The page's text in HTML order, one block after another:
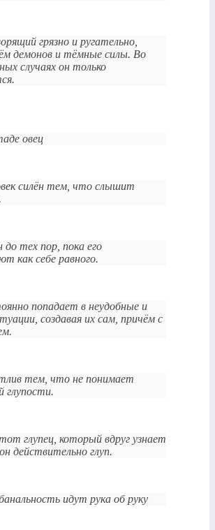
грязно и ругательно,
демонов и тёмные силы. Во
случаях он только
овец
силён тем, что слышит
до тех пор, пока его
как себе равного.
попадает в неудобные и
создавая их сам, причём с
тем, что не понимает
глупости.
глупец, который вдруг узнает
действительно глуп.
идут рука об руку